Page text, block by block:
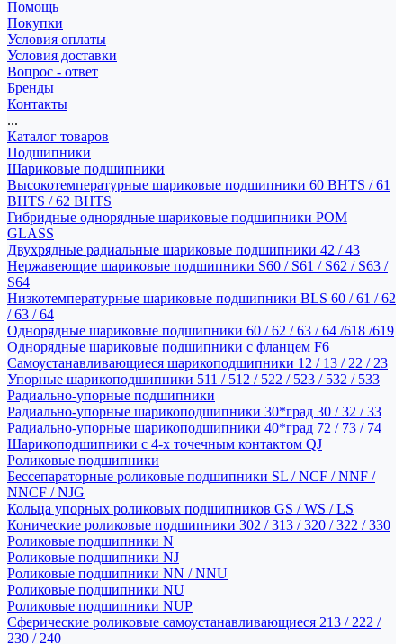
Помощь
Покупки
Условия оплаты
Условия доставки
Вопрос - ответ
Бренды
Контакты
...
Каталог товаров
Подшипники
Шариковые подшипники
Высокотемпературные шариковые подшипники 60 BHTS / 61
BHTS / 62 BHTS
Гибридные однорядные шариковые подшипники POM
GLASS
Двухрядные радиальные шариковые подшипники 42 / 43
Нержавеющие шариковые подшипники S60 / S61 / S62 / S63 /
S64
Низкотемпературные шариковые подшипники BLS 60 / 61 / 62
/ 63 / 64
Однорядные шариковые подшипники 60 / 62 / 63 / 64 /618 /619
Однорядные шариковые подшипники с фланцем F6
Самоустанавливающиеся шарикоподшипники 12 / 13 / 22 / 23
Упорные шарикоподшипники 511 / 512 / 522 / 523 / 532 / 533
Радиально-упорные подшипники
Радиально-упорные шарикоподшипники 30*град 30 / 32 / 33
Радиально-упорные шарикоподшипники 40*град 72 / 73 / 74
Шарикоподшипники с 4-х точечным контактом QJ
Роликовые подшипники
Бессепараторные роликовые подшипники SL / NCF / NNF /
NNCF / NJG
Кольца упорных роликовых подшипников GS / WS / LS
Конические роликовые подшипники 302 / 313 / 320 / 322 / 330
Роликовые подшипники N
Роликовые подшипники NJ
Роликовые подшипники NN / NNU
Роликовые подшипники NU
Роликовые подшипники NUP
Сферические роликовые самоустанавливающиеся 213 / 222 /
230 / 240